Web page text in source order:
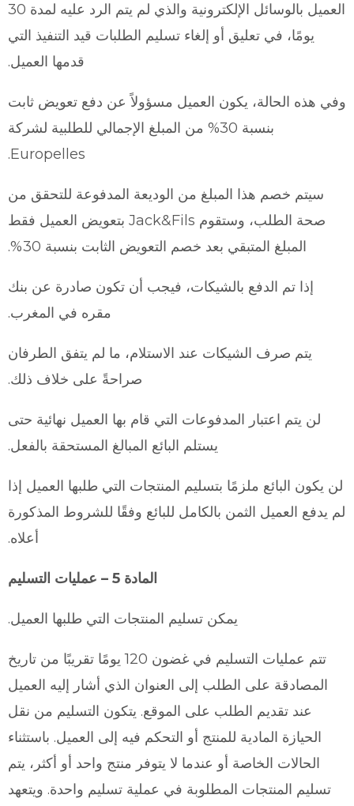
العميل بالوسائل الإلكترونية والذي لم يتم الرد عليه لمدة 30
يومًا، في تعليق أو إلغاء تسليم الطلبات قيد التنفيذ التي
قدمها العميل.
وفي هذه الحالة، يكون العميل مسؤولاً عن دفع تعويض ثابت
بنسبة 30% من المبلغ الإجمالي للطلبية لشركة
Europelles.
سيتم خصم هذا المبلغ من الوديعة المدفوعة للتحقق من
صحة الطلب، وستقوم Jack&Fils بتعويض العميل فقط
المبلغ المتبقي بعد خصم التعويض الثابت بنسبة 30%.
إذا تم الدفع بالشيكات، فيجب أن تكون صادرة عن بنك
مقره في المغرب.
يتم صرف الشيكات عند الاستلام، ما لم يتفق الطرفان
صراحةً على خلاف ذلك.
لن يتم اعتبار المدفوعات التي قام بها العميل نهائية حتى
يستلم البائع المبالغ المستحقة بالفعل.
لن يكون البائع ملزمًا بتسليم المنتجات التي طلبها العميل إذا
لم يدفع العميل الثمن بالكامل للبائع وفقًا للشروط المذكورة
أعلاه.
المادة 5 – عمليات التسليم
يمكن تسليم المنتجات التي طلبها العميل.
تتم عمليات التسليم في غضون 120 يومًا تقريبًا من تاريخ
المصادقة على الطلب إلى العنوان الذي أشار إليه العميل
عند تقديم الطلب على الموقع. يتكون التسليم من نقل
الحيازة المادية للمنتج أو التحكم فيه إلى العميل. باستثناء
الحالات الخاصة أو عندما لا يتوفر منتج واحد أو أكثر، يتم
تسليم المنتجات المطلوبة في عملية تسليم واحدة. ويتعهد